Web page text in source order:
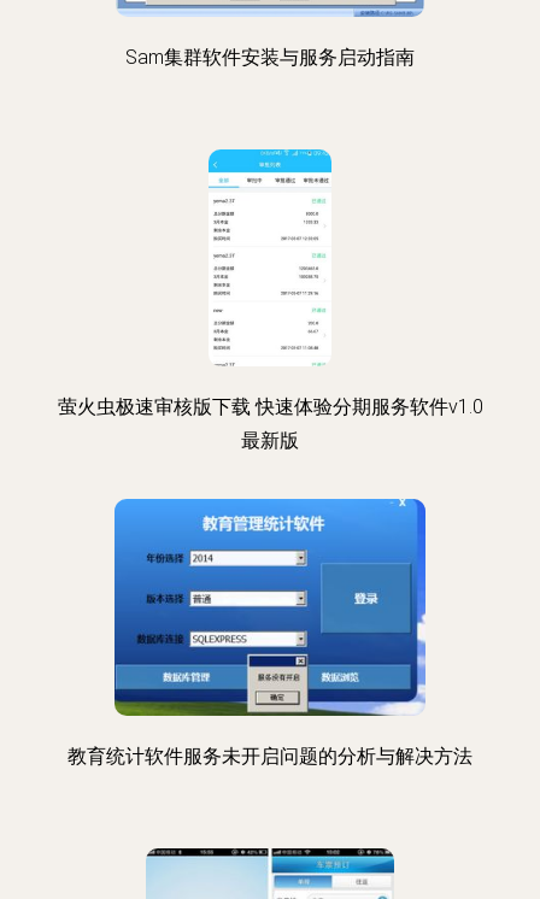
Sam集群软件安装与服务启动指南
萤火虫极速审核版下载 快速体验分期服务软件v1.0
最新版
教育统计软件服务未开启问题的分析与解决方法